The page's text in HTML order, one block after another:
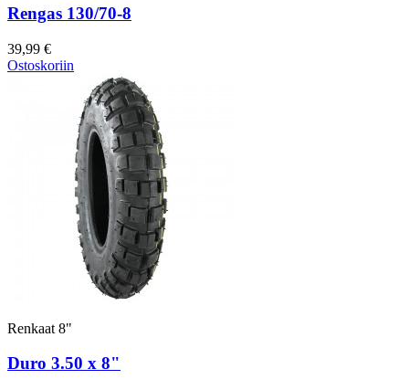
Rengas 130/70-8
39,99 €
Ostoskoriin
Renkaat 8"
Duro 3.50 x 8"